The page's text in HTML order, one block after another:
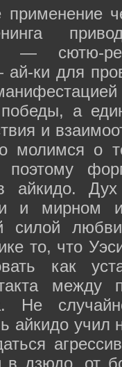
применение
— сютю-
ки для
а
и
молимся о
айкидо.
и мирном
силой
то, что
как
между
Не
айкидо учил
в дзюдо, от